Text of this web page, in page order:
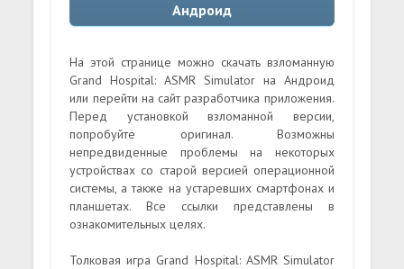
Андроид
На этой странице можно скачать взломанную
Grand Hospital: ASMR Simulator на Андроид
или перейти на сайт разработчика приложения.
Перед установкой взломанной версии,
попробуйте оригинал. Возможны
непредвиденные проблемы на некоторых
устройствах со старой версией операционной
системы, а также на устаревших смартфонах и
планшетах. Все ссылки представлены в
ознакомительных целях.
Толковая игра Grand Hospital: ASMR Simulator